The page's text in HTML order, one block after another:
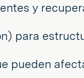
y
para
pueden